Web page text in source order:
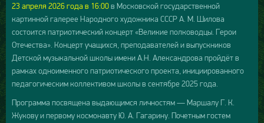
23 апреля 2026 года в 16:00в Московской государственной
картинной галерее Народного художника СССР А. М. Шилова
состоится патриотический концерт «Великие полководцы. Герои
Отечества». Концерт учащихся, преподавателей и выпускников
Детской музыкальной школы имени А.Н. Александрова пройдёт в
рамках одноименного патриотического проекта, инициированного
педагогическим коллективом школы в сентябре 2025 года.
Программа посвящена выдающимся личностям — Маршалу Г. К.
Жукову и первому космонавту Ю. А. Гагарину. Почетным гостем